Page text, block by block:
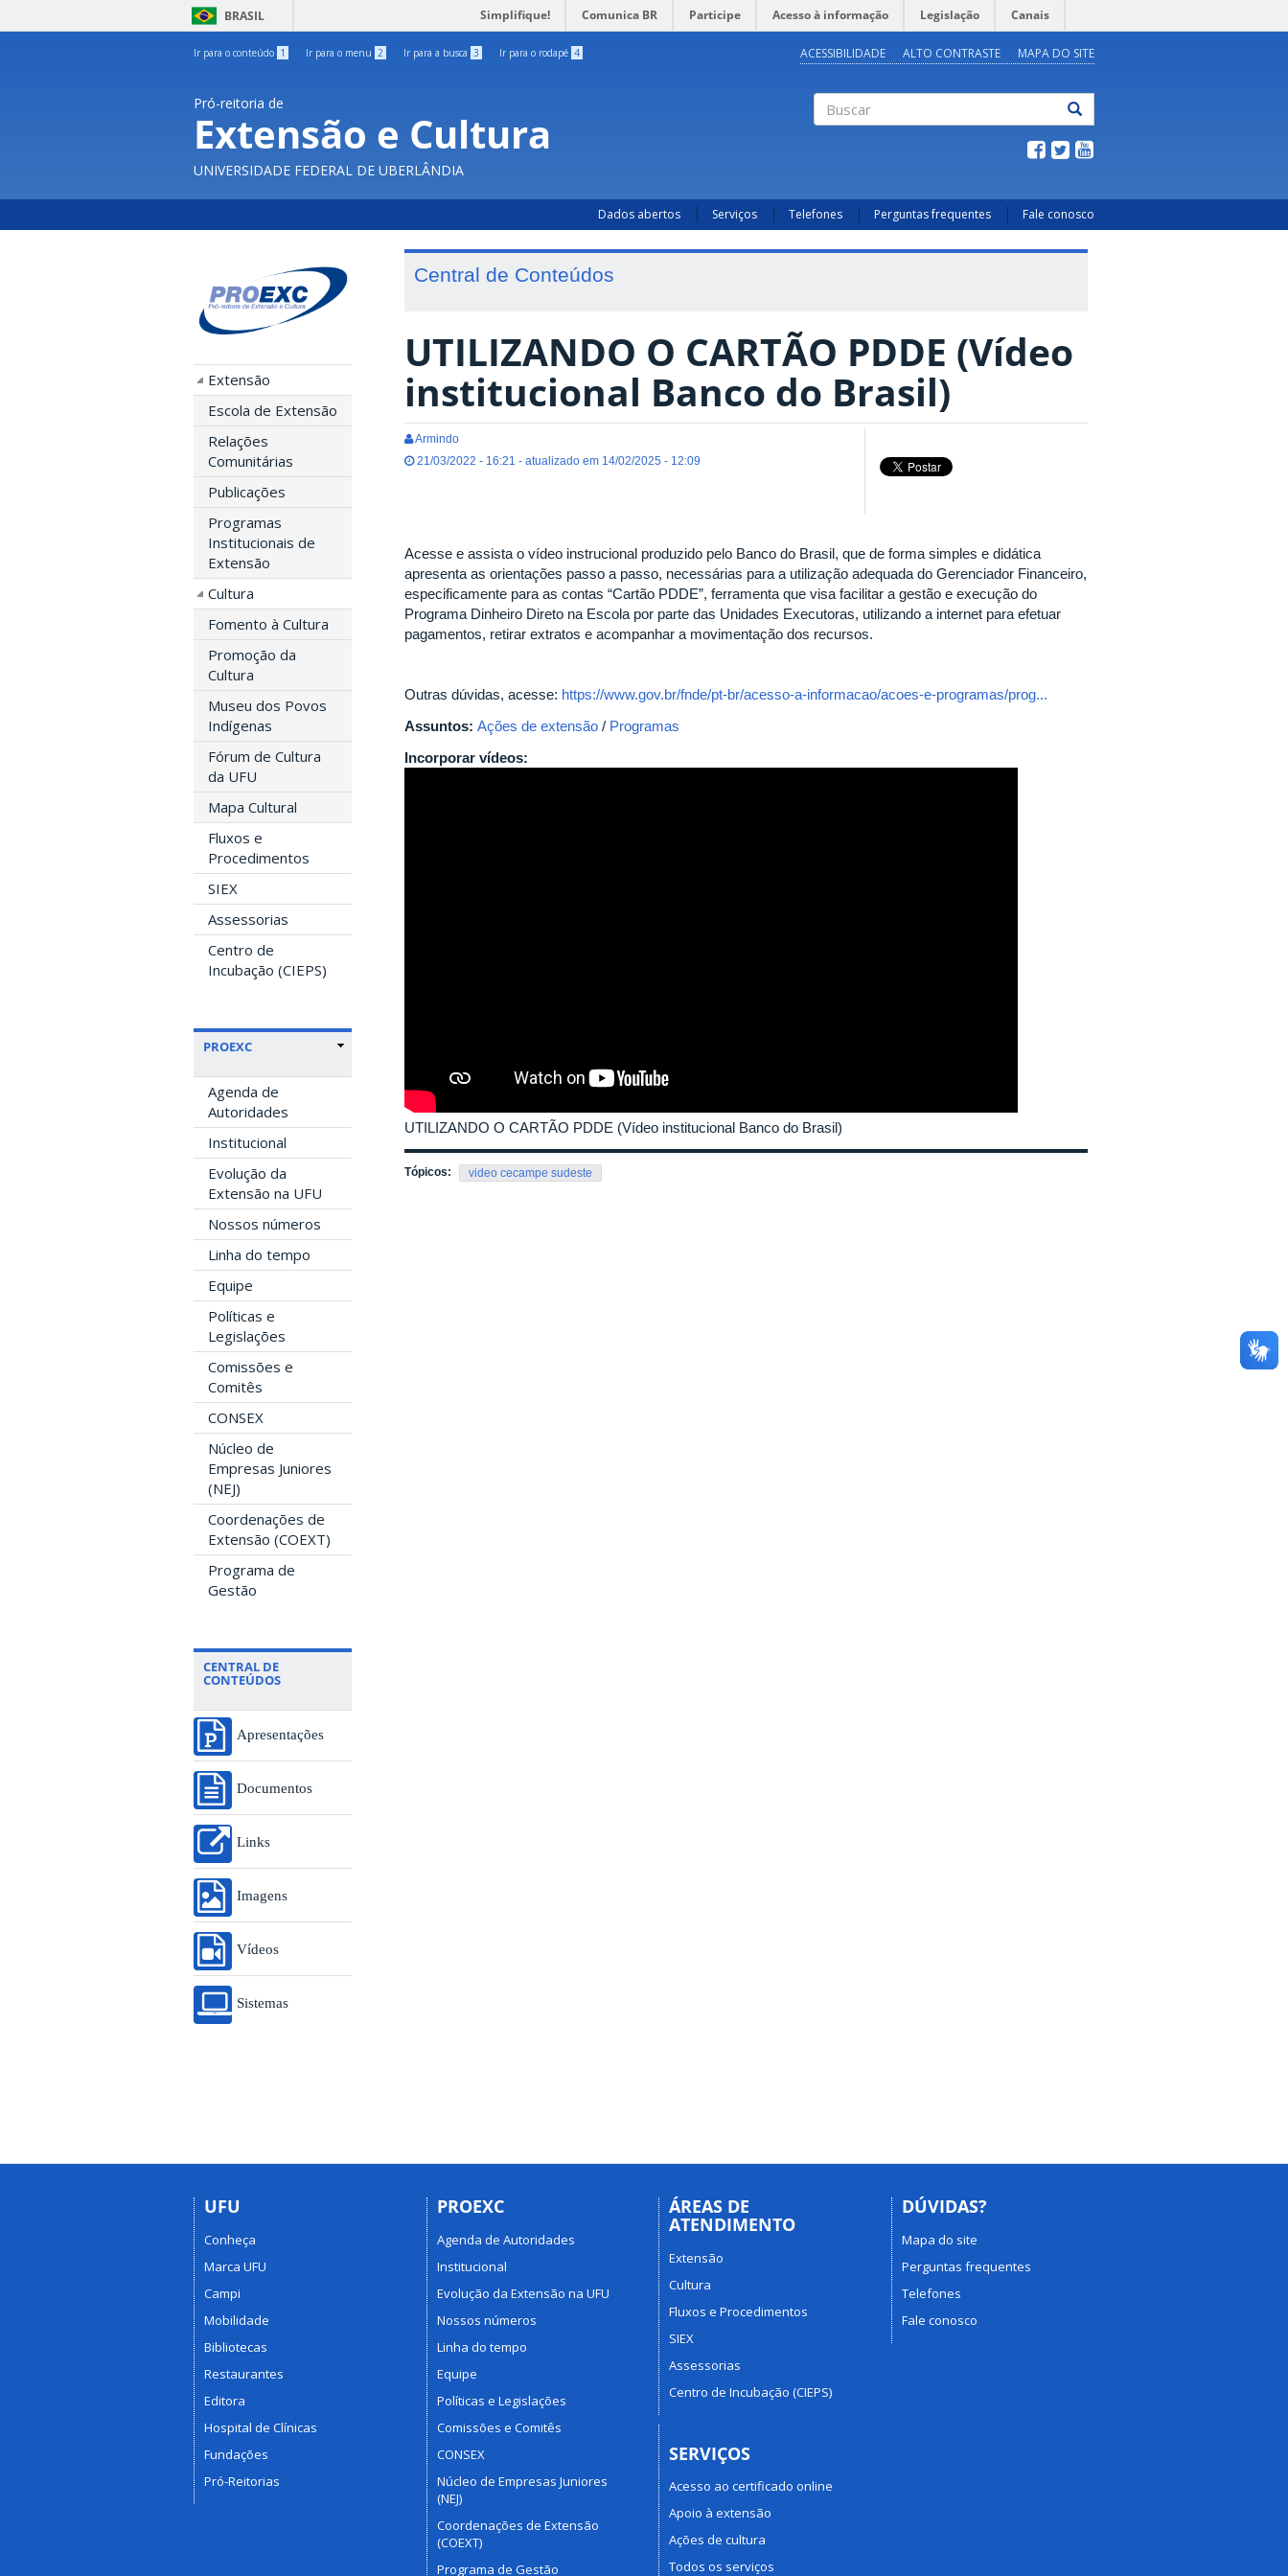
BRASIL Simplifique! Comunica BR Participe Acesso à informação Legislação Canais
Ir para o conteúdo 1 Ir para o menu 2 Ir para a busca 3 Ir para o rodapé 4 ACESSIBILIDADE ALTO CONTRASTE MAPA DO SITE
Pró-reitoria de
Extensão e Cultura
UNIVERSIDADE FEDERAL DE UBERLÂNDIA
Dados abertos Serviços Telefones Perguntas frequentes Fale conosco
Extensão
Escola de Extensão
Relações
Comunitárias
Publicações
Programas
Institucionais de
Extensão
Cultura
Fomento à Cultura
Promoção da
Cultura
Museu dos Povos
Indígenas
Fórum de Cultura
da UFU
Mapa Cultural
Fluxos e
Procedimentos
SIEX
Assessorias
Centro de
Incubação (CIEPS)
PROEXC
Agenda de
Autoridades
Institucional
Evolução da
Extensão na UFU
Nossos números
Linha do tempo
Equipe
Políticas e
Legislações
Comissões e
Comitês
CONSEX
Núcleo de
Empresas Juniores
(NEJ)
Coordenações de
Extensão (COEXT)
Programa de
Gestão
CENTRAL DE
CONTEÚDOS
Apresentações
Documentos
Links
Imagens
Vídeos
Sistemas
Central de Conteúdos
UTILIZANDO O CARTÃO PDDE (Vídeo
institucional Banco do Brasil)
Armindo
21/03/2022 - 16:21 - atualizado em 14/02/2025 - 12:09
Acesse e assista o vídeo instrucional produzido pelo Banco do Brasil, que de forma simples e didática
apresenta as orientações passo a passo, necessárias para a utilização adequada do Gerenciador Financeiro,
especificamente para as contas “Cartão PDDE”, ferramenta que visa facilitar a gestão e execução do
Programa Dinheiro Direto na Escola por parte das Unidades Executoras, utilizando a internet para efetuar
pagamentos, retirar extratos e acompanhar a movimentação dos recursos.
Outras dúvidas, acesse: https://www.gov.br/fnde/pt-br/acesso-a-informacao/acoes-e-programas/prog...
Assuntos: Ações de extensão / Programas
Incorporar vídeos:
UTILIZANDO O CARTÃO PDDE (Vídeo institucional Banco do Brasil)
Tópicos: video cecampe sudeste
UFU
Conheça
Marca UFU
Campi
Mobilidade
Bibliotecas
Restaurantes
Editora
Hospital de Clínicas
Fundações
Pró-Reitorias
PROEXC
Agenda de Autoridades
Institucional
Evolução da Extensão na UFU
Nossos números
Linha do tempo
Equipe
Políticas e Legislações
Comissões e Comitês
CONSEX
Núcleo de Empresas Juniores
(NEJ)
Coordenações de Extensão
(COEXT)
Programa de Gestão
ÁREAS DE
ATENDIMENTO
Extensão
Cultura
Fluxos e Procedimentos
SIEX
Assessorias
Centro de Incubação (CIEPS)
SERVIÇOS
Acesso ao certificado online
Apoio à extensão
Ações de cultura
Todos os serviços
DÚVIDAS?
Mapa do site
Perguntas frequentes
Telefones
Fale conosco